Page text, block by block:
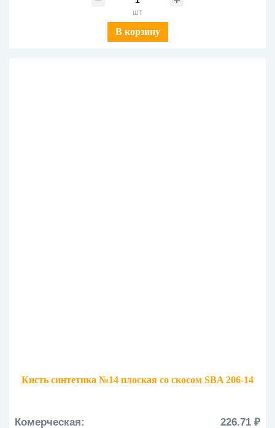
шт
В корзину
Кисть синтетика №14 плоская со скосом SBA 206-14
Комерческая: 226.71 ₽